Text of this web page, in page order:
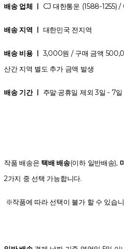
배송 업체 ㅣ CJ 대한통운 (1588-1255)
배송 지역 ㅣ 대한민국 전지역
배송 비용 ㅣ3,000원 / 구매 금액
산간 지역 별도 추가 금액 발생
배송 기간 ㅣ 주말·공휴일 제외 3일 - 7일
작품 배송은 택배 배송(이하 일반배송),
2가지 중 선택 가능합니다.
※작품에 따라 선택이 불가 할 수 있습